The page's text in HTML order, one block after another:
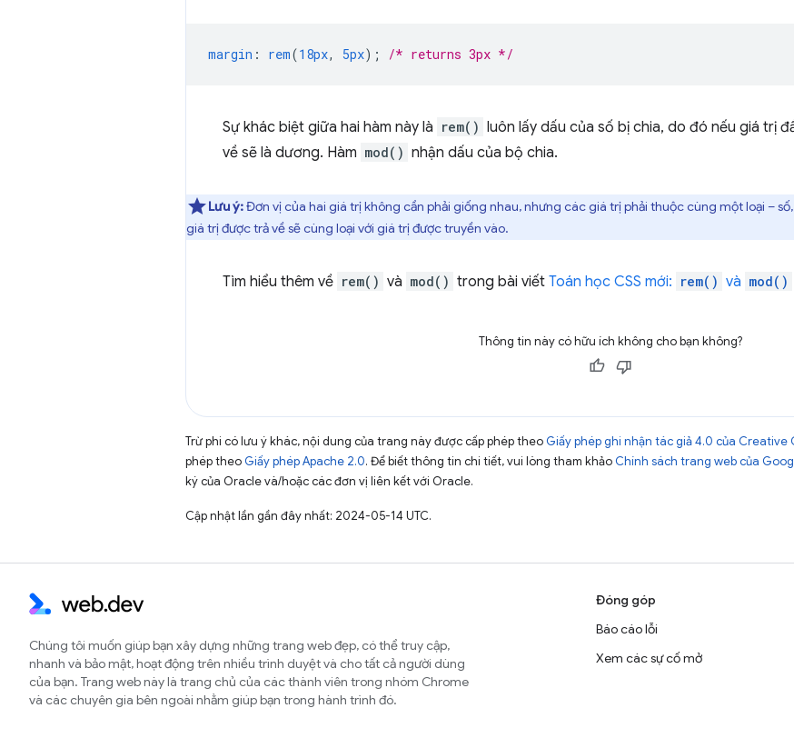
margin : rem(18px, 5px); /* returns 3px */
Sự khác biệt giữa hai hàm này là rem() luôn lấy dấu của số bị chia, do đó nếu giá trị
về sẽ là dương. Hàm mod() nhận dấu của bộ chia.
Lưu ý:Đơn vị của hai giá trị không cần phải giống nhau, nhưng các giá trị phải thuộc cùng một loại –
giá trị được trả về sẽ cùng loại với giá trị được truyền vào.
Tìm hiểu thêm về rem() và mod() trong bài viết Toán học CSS mới: rem() và mod()
Thông tin này có hữu ích không cho bạn không?
Trừ phi có lưu ý khác, nội dung của trang này được cấp phép theo Giấy phép ghi nhận tác giả 4.0 của Creative
phép theo Giấy phép Apache 2.0. Để biết thông tin chi tiết, vui lòng tham khảo Chính sách trang web của
ký của Oracle và/hoặc các đơn vị liên kết với Oracle.
Cập nhật lần gần đây nhất: 2024-05-14 UTC.
Chúng tôi muốn giúp bạn xây dựng những trang web đẹp, có thể truy cập,
nhanh và bảo mật, hoạt động trên nhiều trình duyệt và cho tất cả người dùng
của bạn. Trang web này là trang chủ của các thành viên trong nhóm Chrome
và các chuyên gia bên ngoài nhằm giúp bạn trong hành trình đó.
Đóng góp
Báo cáo lỗi
Xem các sự cố mở